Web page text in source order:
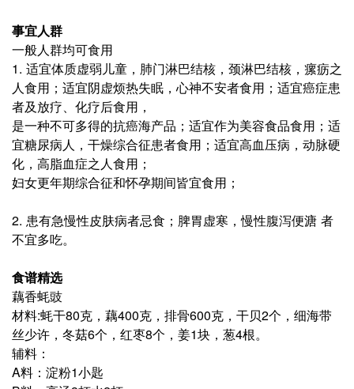
事宜人群
一般人群均可食用
1. 适宜体质虚弱儿童，肺门淋巴结核，颈淋巴结核，瘰疬之
人食用；适宜阴虚烦热失眠，心神不安者食用；适宜癌症患
者及放疗、化疗后食用，
是一种不可多得的抗癌海产品；适宜作为美容食品食用；适
宜糖尿病人，干燥综合征患者食用；适宜高血压病，动脉硬
化，高脂血症之人食用；
妇女更年期综合征和怀孕期间皆宜食用；
2. 患有急慢性皮肤病者忌食；脾胃虚寒，慢性腹泻便溏 者
不宜多吃。
食谱精选
藕香蚝豉
材料:蚝干80克，藕400克，排骨600克，干贝2个，细海带
丝少许，冬菇6个，红枣8个，姜1块，葱4根。
辅料：
A料：淀粉1小匙